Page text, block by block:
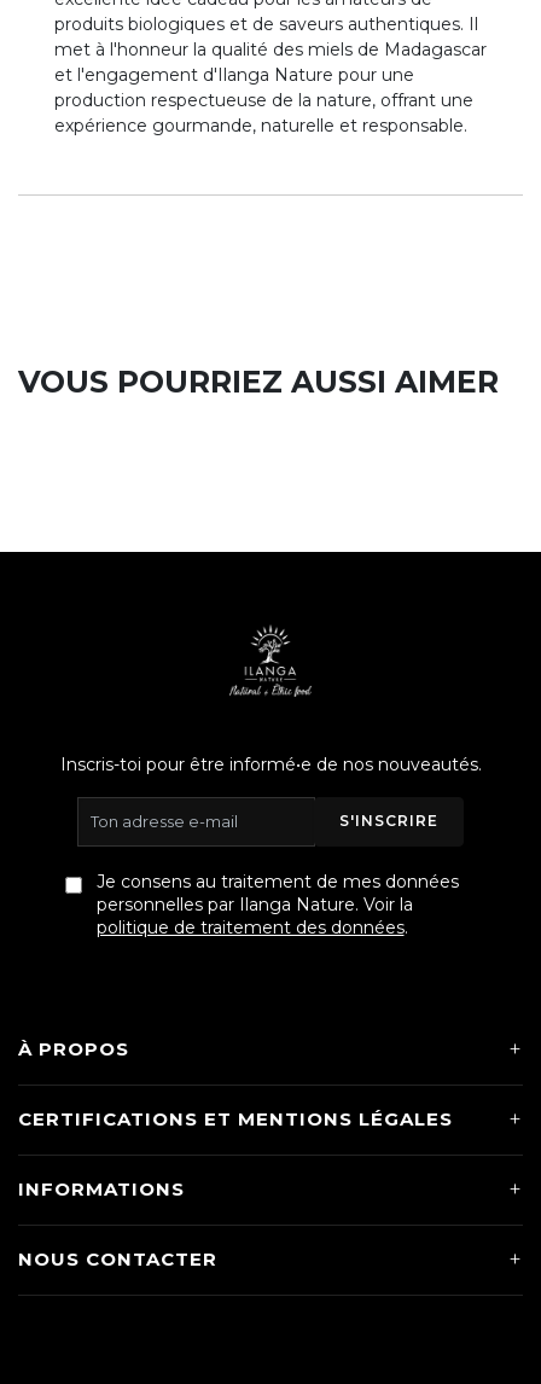
produits biologiques et de saveurs authentiques. Il
met à l'honneur la qualité des miels de Madagascar
et l'engagement d'Ilanga Nature pour une
production respectueuse de la nature, offrant une
expérience gourmande, naturelle et responsable.
VOUS POURRIEZ AUSSI AIMER
Inscris-toi pour être informé•e de nos nouveautés.
S'INSCRIRE
Je consens au traitement de mes données
personnelles par Ilanga Nature. Voir la
politique de traitement des données.
À PROPOS
CERTIFICATIONS ET MENTIONS LÉGALES
INFORMATIONS
NOUS CONTACTER